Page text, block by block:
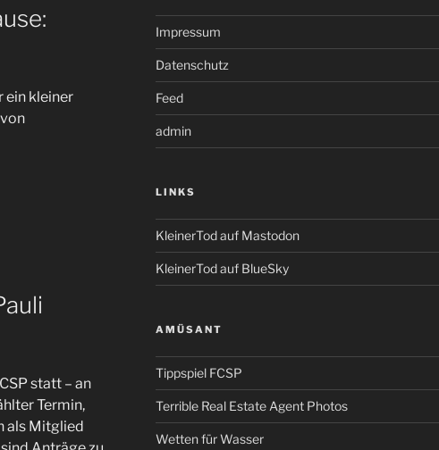
ein kleiner
statt – an
Termin,
als Mitglied
Impressum
Datenschutz
Feed
admin
LINKS
KleinerTod auf Mastodon
KleinerTod auf BlueSky
AMÜSANT
Tippspiel FCSP
Terrible Real Estate Agent Photos
Wetten für Wasser